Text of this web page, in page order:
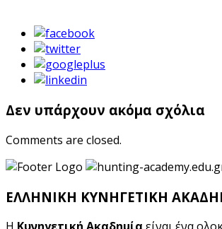
Δεν υπάρχουν ακόμα σχόλια
Comments are closed.
ΕΛΛΗΝΙΚΗ ΚΥΝΗΓΕΤΙΚΗ